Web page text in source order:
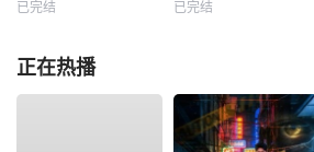
已完结 已完结
正在热播